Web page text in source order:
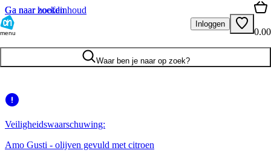
Ga naar hoofdinhoud
Ga naar zoeken
menu
Inloggen
0.00
Waar ben je naar op zoek?
Veiligheidswaarschuwing:
Amo Gusti - olijven gevuld met citroen